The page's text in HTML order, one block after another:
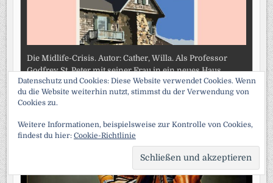
Die Midlife-Crisis. Autor: Cather, Willa. Als Professor
Godfrey St. Peter mit seiner Frau in ein neues Haus
umzieht, wird er unzufrieden mit dem Weg, den sein
Leben nimmt. Er behält[...]
Meine Abenteuer als Spion
Datenschutz und Cookies: Diese Website verwendet Cookies. Wenn
du die Website weiterhin nutzt, stimmst du der Verwendung von
Cookies zu.
Weitere Informationen, beispielsweise zur Kontrolle von Cookies,
findest du hier: Cookie-Richtlinie
TO
TOP